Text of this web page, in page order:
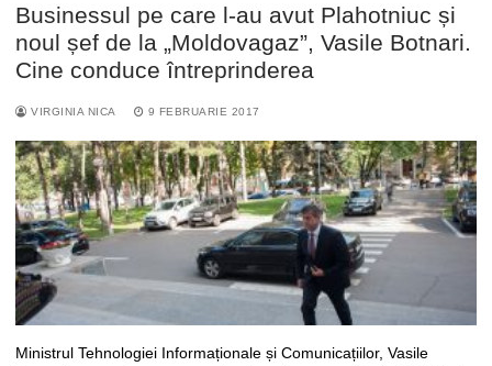
Caută
după:
Businessul pe care l-au avut Plahotniuc și
noul șef de la „Moldovagaz”, Vasile Botnari.
Cine conduce întreprinderea
VIRGINIA NICA 9 FEBRUARIE 2017
Ministrul Tehnologiei Informaționale și Comunicațiilor, Vasile